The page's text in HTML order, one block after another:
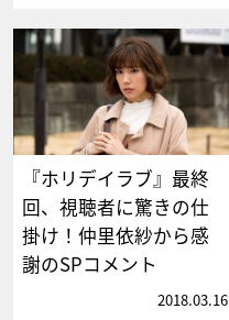
『ホリデイラブ』最終
回、視聴者に驚きの仕
掛け！仲里依紗から感
謝のSPコメント
2018.03.16